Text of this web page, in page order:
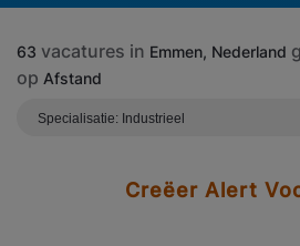
63 vacatures in Emmen, Nederland
op Afstand
Specialisatie: Industrieel
Creëer Alert